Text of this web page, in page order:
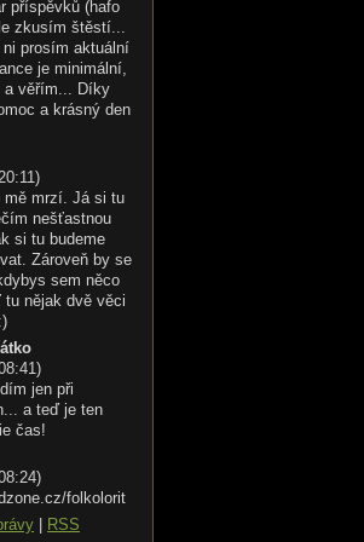
příspěvků (hafo
zkusím štěstí...
ni prosím aktuální
je minimální,
a věřím... Díky
a krásný den
)
mě mrzí. Já si tu
nešťastnou
si tu budeme
Zároveň by se
sem něco
tu nějak dvě věci
)
jen při
a teď je ten
čas!
)
folkolorit
RSS